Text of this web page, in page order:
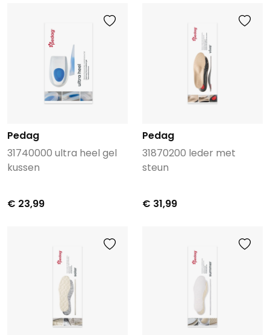
Pedag
31740000 ultra heel gel
kussen
€ 23,99
Pedag
31870200 leder met
steun
€ 31,99